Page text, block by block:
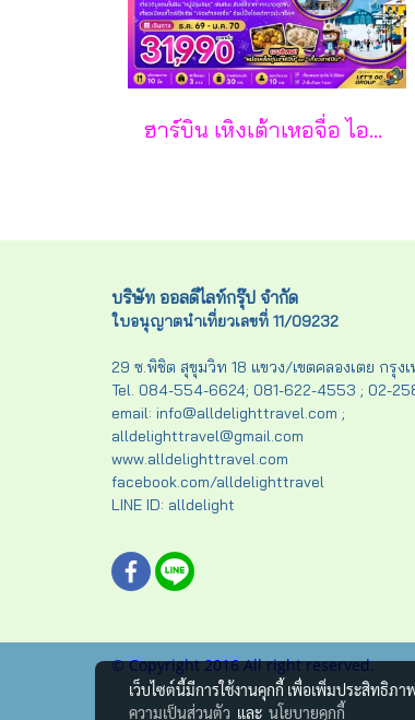
ฮาร์บิน เหิงเต้าเหอจื่อ ไอซ์ แอนด์ สโนว์ เวิล์ด 7 วัน 5 คืน-XJ
บริษัท ออลดีไลท์กรุ๊ป จำกัด
ใบอนุญาตนำเที่ยวเลขที่ 11/09232
29 ซ.พิชิต สุขุมวิท 18 แขวง/เขตคลองเตย กรุงเ
Tel. 084-554-6624; 081-622-4553 ; 02-
email: info@alldelighttravel.com ;
alldelighttravel@gmail.com
www.alldelighttravel.com
facebook.com/alldelighttravel
LINE ID: alldelight
© Copyright 2016 All right reserved.
เว็บไซต์นี้มีการใช้งานคุกกี้ เพื่อเพิ่มประสิทธิภ
ความเป็นส่วนตัว และ นโยบายคุกกี้